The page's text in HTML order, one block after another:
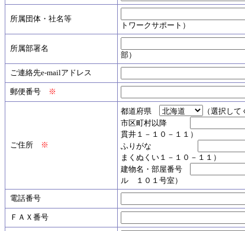
所属団体・社名等
トワークサポート）
所属部署名
部）
ご連絡先e-mailアドレス
郵便番号 ※
ご住所 ※
都道府県
（選択して
市区町村以降
貫井１－１０－１１）
ふりがな
まくぬくい１－１０－１１）
建物名・部屋番号
ル １０１号室）
電話番号
ＦＡＸ番号